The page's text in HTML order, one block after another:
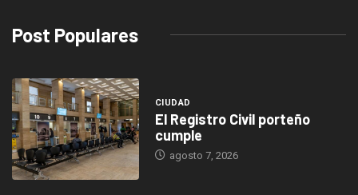
Post Populares
CIUDAD
El Registro Civil porteño
cumple
agosto 7, 2026